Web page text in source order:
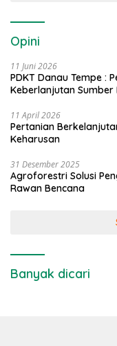
Opini
11 Juni 2026
PDKT Danau Tempe :
Keberlanjutan Sumber
11 April 2026
Pertanian
Keharusan
31 Desember 2025
Agroforestri Solusi
Rawan Bencana
Banyak dicari